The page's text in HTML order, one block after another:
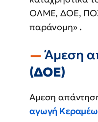
ΟΛΜΕ, ΔΟΕ,
παράνομη» .
Άμεση
(ΔΟΕ)
Αμεση
αγωγή